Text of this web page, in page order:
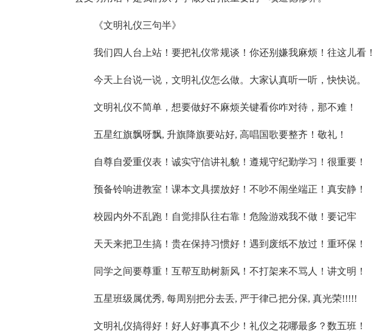
《文明礼仪三句半》
我们四人台上站！要把礼仪常规谈！你还别嫌我麻烦！往这儿看！
今天上台说一说，文明礼仪怎么做。大家认真听一听，快快说。
文明礼仪不简单，想要做好不麻烦关键看你咋对待，那不难！
五星红旗飘呀飘, 升旗降旗要站好, 高唱国歌要整齐！敬礼！
自尊自爱重仪表！诚实守信讲礼貌！遵规守纪勤学习！很重要！
预备铃响进教室！课本文具摆放好！不吵不闹坐端正！真安静！
校园内外不乱跑！自觉排队往右靠！危险游戏我不做！要记牢
天天来把卫生搞！贵在保持习惯好！遇到废纸不放过！重环保！
同学之间要尊重！互帮互助树新风！不打架来不骂人！讲文明！
五星班级属优秀, 每周别把分去丢, 严于律己把分保, 真光荣!!!!!
文明礼仪搞得好！好人好事真不少！礼仪之花哪最多？数五班！